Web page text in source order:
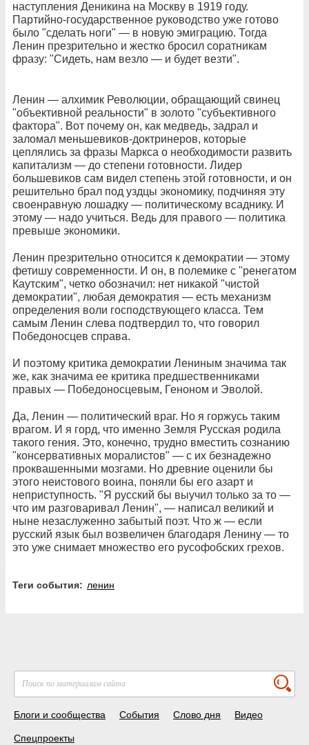
наступления Деникина на Москву в 1919 году.
Партийно-государственное руководство уже готово
было "сделать ноги" — в новую эмиграцию. Тогда
Ленин презрительно и жестко бросил соратникам
фразу: "Сидеть, нам везло — и будет везти".
Ленин — алхимик Революции, обращающий свинец
"объективной реальности" в золото "субъективного
фактора". Вот почему он, как медведь, задрал и
заломал меньшевиков-доктринеров, которые
цеплялись за фразы Маркса о необходимости развить
капитализм — до степени готовности. Лидер
большевиков сам видел степень этой готовности, и он
решительно брал под уздцы экономику, подчиняя эту
своенравную лошадку — политическому всаднику. И
этому — надо учиться. Ведь для правого — политика
превыше экономики.
Ленин презрительно относится к демократии — этому
фетишу современности. И он, в полемике с "ренегатом
Каутским", четко обозначил: нет никакой "чистой
демократии", любая демократия — есть механизм
определения воли господствующего класса. Тем
самым Ленин слева подтвердил то, что говорил
Победоносцев справа.
И поэтому критика демократии Лениным значима так
же, как значима ее критика предшественниками
правых — Победоносцевым, Геноном и Эволой.
Да, Ленин — политический враг. Но я горжусь таким
врагом. И я горд, что именно Земля Русская родила
такого гения. Это, конечно, трудно вместить сознанию
"консервативных моралистов" — с их безнадежно
проквашенными мозгами. Но древние оценили бы
этого неистового воина, поняли бы его азарт и
неприступность. "Я русский бы выучил только за то —
что им разговаривал Ленин", — написал великий и
ныне незаслуженно забытый поэт. Что ж — если
русский язык был возвеличен благодаря Ленину — то
это уже снимает множество его русофобских грехов.
Теги события: ленин
Блоги и сообщества События Слово дня Видео
Спецпроекты